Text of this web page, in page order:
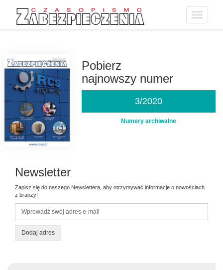
Toggle
Pobierz
najnowszy numer
3/2020
Numery archiwalne
Newsletter
Zapisz się do naszego Newslettera, aby otrzymywać informacje o nowościach
z branży!
Dodaj adres